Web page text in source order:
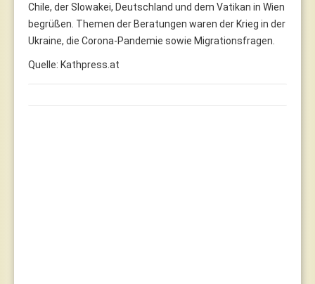
Chile, der Slowakei, Deutschland und dem Vatikan in Wien
begrüßen. Themen der Beratungen waren der Krieg in der
Ukraine, die Corona-Pandemie sowie Migrationsfragen.
Quelle: Kathpress.at